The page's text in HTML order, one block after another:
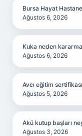
Bursa Hayat
Ağustos 6, 2026
Kuka neden
Ağustos 6, 2026
Avcı eğitim
Ağustos 5, 2026
Akü kutup başları
Ağustos 3, 2026